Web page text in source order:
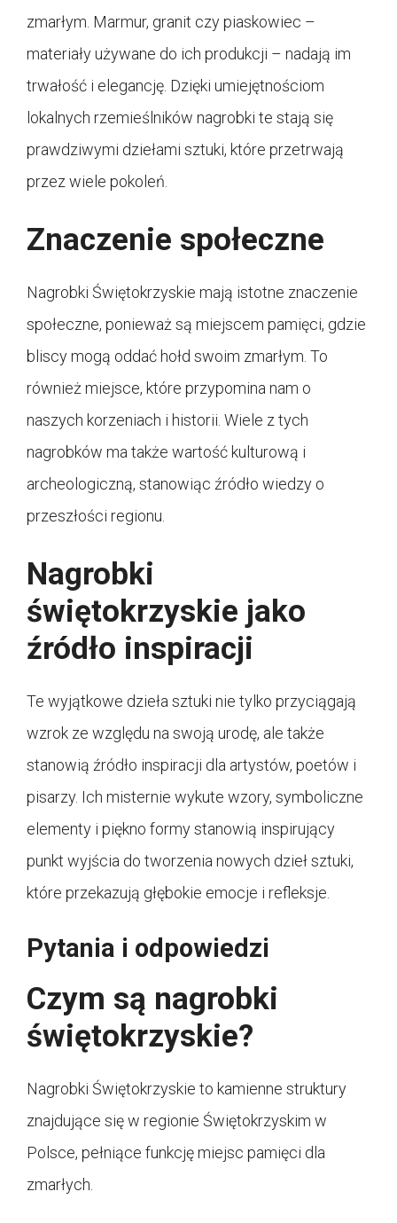
zmarłym. Marmur, granit czy piaskowiec –
materiały używane do ich produkcji – nadają im
trwałość i elegancję. Dzięki umiejętnościom
lokalnych rzemieślników nagrobki te stają się
prawdziwymi dziełami sztuki, które przetrwają
przez wiele pokoleń.
Znaczenie społeczne
Nagrobki Świętokrzyskie mają istotne znaczenie
społeczne, ponieważ są miejscem pamięci, gdzie
bliscy mogą oddać hołd swoim zmarłym. To
również miejsce, które przypomina nam o
naszych korzeniach i historii. Wiele z tych
nagrobków ma także wartość kulturową i
archeologiczną, stanowiąc źródło wiedzy o
przeszłości regionu.
Nagrobki
świętokrzyskie jako
źródło inspiracji
Te wyjątkowe dzieła sztuki nie tylko przyciągają
wzrok ze względu na swoją urodę, ale także
stanowią źródło inspiracji dla artystów, poetów i
pisarzy. Ich misternie wykute wzory, symboliczne
elementy i piękno formy stanowią inspirujący
punkt wyjścia do tworzenia nowych dzieł sztuki,
które przekazują głębokie emocje i refleksje.
Pytania i odpowiedzi
Czym są nagrobki
świętokrzyskie?
Nagrobki Świętokrzyskie to kamienne struktury
znajdujące się w regionie Świętokrzyskim w
Polsce, pełniące funkcję miejsc pamięci dla
zmarłych.